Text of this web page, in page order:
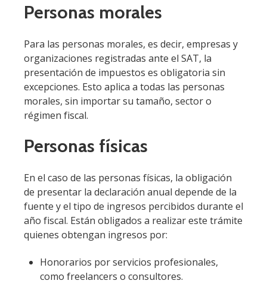
Personas morales
Para las personas morales, es decir, empresas y
organizaciones registradas ante el SAT, la
presentación de impuestos es obligatoria sin
excepciones. Esto aplica a todas las personas
morales, sin importar su tamaño, sector o
régimen fiscal.
Personas físicas
En el caso de las personas físicas, la obligación
de presentar la declaración anual depende de la
fuente y el tipo de ingresos percibidos durante el
año fiscal. Están obligados a realizar este trámite
quienes obtengan ingresos por:
Honorarios por servicios profesionales,
como freelancers o consultores.